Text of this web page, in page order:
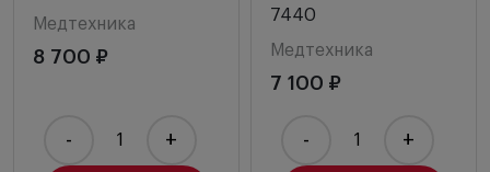
Медтехника
8 700 ₽
- +
7440
Медтехника
7 100 ₽
- +